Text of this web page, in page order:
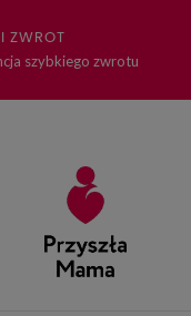
ZWROT
szybkiego zwrotu